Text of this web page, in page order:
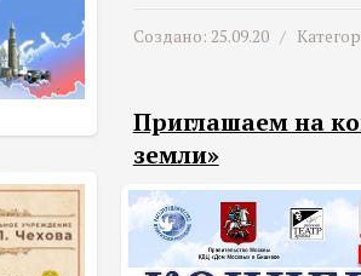
Создано: 25.09.20 /
Приглашаем на
земли»